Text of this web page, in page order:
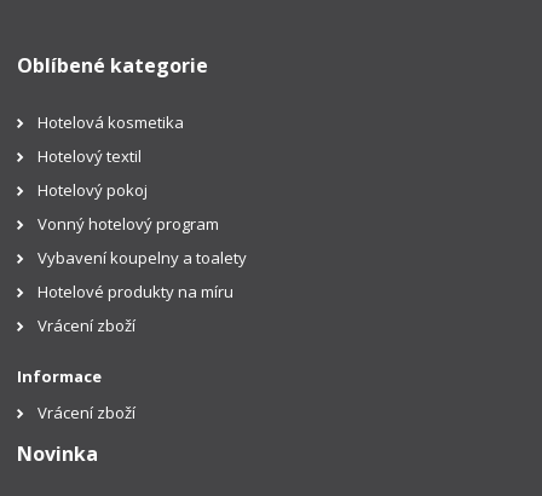
Oblíbené kategorie
Hotelová kosmetika
Hotelový textil
Hotelový pokoj
Vonný hotelový program
Vybavení koupelny a toalety
Hotelové produkty na míru
Vrácení zboží
Informace
Vrácení zboží
Novinka